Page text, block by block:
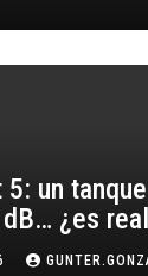
un
¿es